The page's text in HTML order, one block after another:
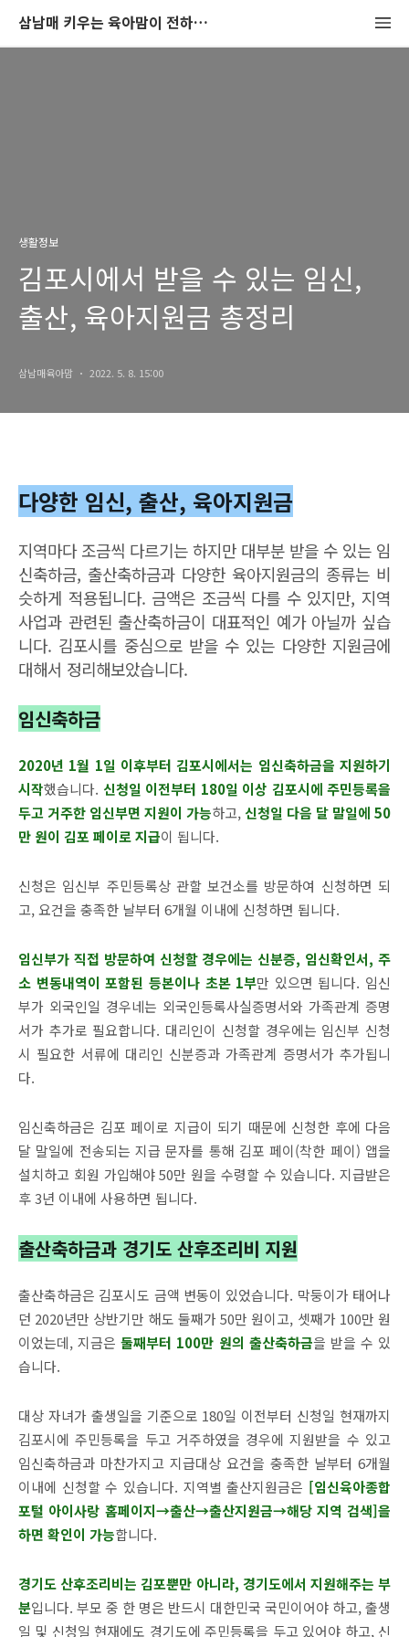
삼남매 키우는 육아맘이 전하는 육아정보공간
생활정보
김포시에서 받을 수 있는 임신,
출산, 육아지원금 총정리
삼남매육아맘 2022. 5. 8. 15:00
다양한 임신, 출산, 육아지원금
지역마다 조금씩 다르기는 하지만 대부분 받을 수 있는 임
신축하금, 출산축하금과 다양한 육아지원금의 종류는 비
슷하게 적용됩니다. 금액은 조금씩 다를 수 있지만, 지역
사업과 관련된 출산축하금이 대표적인 예가 아닐까 싶습
니다. 김포시를 중심으로 받을 수 있는 다양한 지원금에
대해서 정리해보았습니다.
임신축하금
2020년 1월 1일 이후부터 김포시에서는 임신축하금을 지원하기
시작했습니다. 신청일 이전부터 180일 이상 김포시에 주민등록을
두고 거주한 임신부면 지원이 가능하고, 신청일 다음 달 말일에 50
만 원이 김포 페이로 지급이 됩니다.
신청은 임신부 주민등록상 관할 보건소를 방문하여 신청하면 되
고, 요건을 충족한 날부터 6개월 이내에 신청하면 됩니다.
임신부가 직접 방문하여 신청할 경우에는 신분증, 임신확인서, 주
소 변동내역이 포함된 등본이나 초본 1부만 있으면 됩니다. 임신
부가 외국인일 경우네는 외국인등록사실증명서와 가족관계 증명
서가 추가로 필요합니다. 대리인이 신청할 경우에는 임신부 신청
시 필요한 서류에 대리인 신분증과 가족관계 증명서가 추가됩니
다.
임신축하금은 김포 페이로 지급이 되기 때문에 신청한 후에 다음
달 말일에 전송되는 지급 문자를 통해 김포 페이(착한 페이) 앱을
설치하고 회원 가입해야 50만 원을 수령할 수 있습니다. 지급받은
후 3년 이내에 사용하면 됩니다.
출산축하금과 경기도 산후조리비 지원
출산축하금은 김포시도 금액 변동이 있었습니다. 막둥이가 태어나
던 2020년만 상반기만 해도 둘째가 50만 원이고, 셋째가 100만 원
이었는데, 지금은둘째부터 100만 원의 출산축하금을 받을 수 있
습니다.
대상 자녀가 출생일을 기준으로 180일 이전부터 신청일 현재까지
김포시에 주민등록을 두고 거주하였을 경우에 지원받을 수 있고
임신축하금과 마찬가지고 지급대상 요건을 충족한 날부터 6개월
이내에 신청할 수 있습니다. 지역별 출산지원금은 [임신육아종합
포털 아이사랑 홈페이지→출산→출산지원금→해당 지역 검색]을
하면 확인이 가능합니다.
경기도 산후조리비는 김포뿐만 아니라, 경기도에서 지원해주는 부
분입니다. 부모 중 한 명은 반드시 대한민국 국민이어야 하고, 출생
일 및 신청일 현재에도 경기도에 주민등록을 두고 있어야 하고, 신